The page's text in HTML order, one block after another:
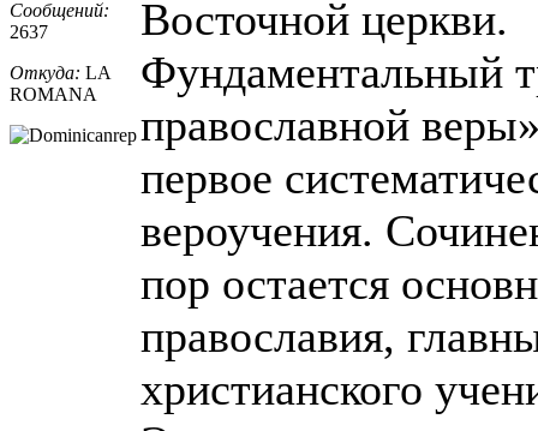
Сообщений:
2637
Откуда: LA
ROMANA
Восточной церкви.
Фундаментальный
православной
первое
вероучения.
пор остается
православия,
христианского